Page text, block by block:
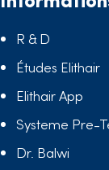
R & D
Études Elithair
Elithair App
Systeme Pre-
Dr. Balwi